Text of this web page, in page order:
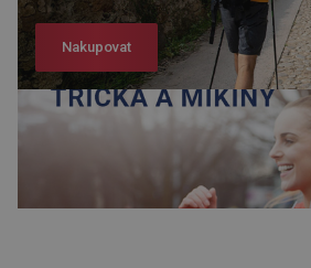
Nakupovat